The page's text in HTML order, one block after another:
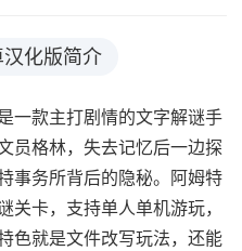
化版简介
一款主打剧情的文字解谜手
员格林，失去记忆后一边探
事务所背后的隐秘。阿姆特
卡，支持单人单机游玩，
色就是文件改写玩法，还能